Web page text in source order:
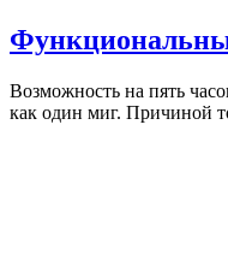
Возможность на пять
как один миг. Причиной